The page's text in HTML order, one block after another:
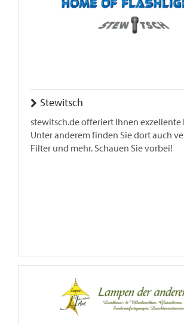
Stewitsch
stewitsch.de offeriert Ihnen exzellente
Unter anderem finden Sie dort auch
Filter und mehr. Schauen Sie vorbei!